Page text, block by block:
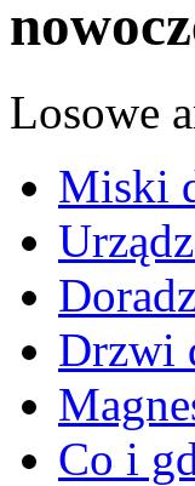
Losowe
Miski
Drzwi
Co i